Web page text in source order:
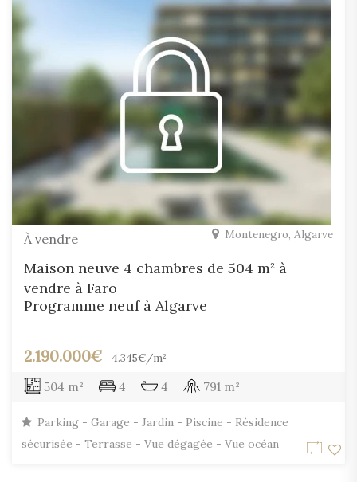
À vendre Montenegro, Algarve
Maison neuve 4 chambres de 504 m² à
vendre à Faro
Programme neuf à Algarve
2.190.000€ 4.345€/m²
504 m² 4 4 791 m²
Parking - Garage - Jardin - Piscine - Résidence
sécurisée - Terrasse - Vue dégagée - Vue océan